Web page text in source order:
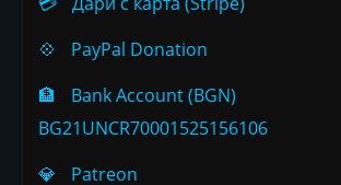
💠
PayPal Donation
🏦
Bank Account (BGN)
BG21UNCR70001525156106
💎
Patreon